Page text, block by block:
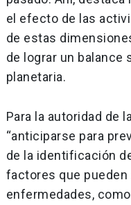
el efecto de las
de estas
de lograr un balance
planetaria.
Para la autoridad de
“anticiparse para
de la identificación
factores que
enfermedades,